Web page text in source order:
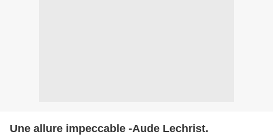
Une allure impeccable -Aude Lechrist.